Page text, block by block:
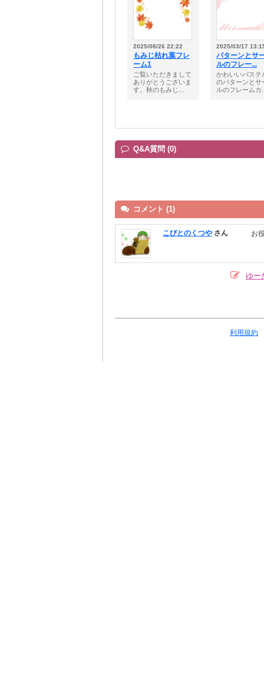
2025/08/26 22:22
もみじ枯れ葉フレ
ーム1
ご覧いただきまして
ありがとうございま
す。秋のもみじ...
2025/03/17
パターンとサ
ルのフレー...
かわいいパステ
のパターンとサ
ルのフレームカ
Q&A質問 (0)
コメント (1)
こびとのくつや さん お
ゆー
利用規約